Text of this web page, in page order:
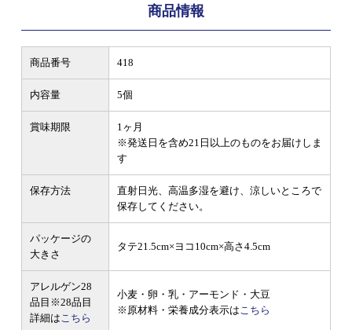
商品情報
商品番号 418
内容量 5個
賞味期限
1ヶ月
※発送日を含め21日以上のものをお届けしま
す
保存方法
直射日光、高温多湿を避け、涼しいところで
保存してください。
パッケージの
大きさ
タテ21.5cm×ヨコ10cm×高さ4.5cm
アレルゲン28
品目 ※28品目
詳細は こちら
小麦・卵・乳・アーモンド・大豆
※原材料・栄養成分表示は こちら